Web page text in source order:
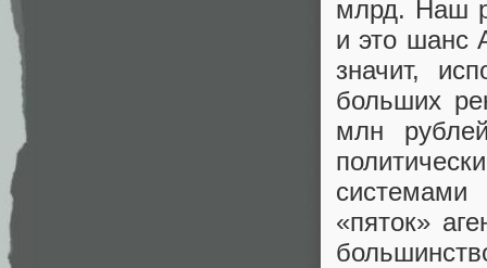
млрд. Наш
и это шанс
значит,
больших
млн
«пяток»